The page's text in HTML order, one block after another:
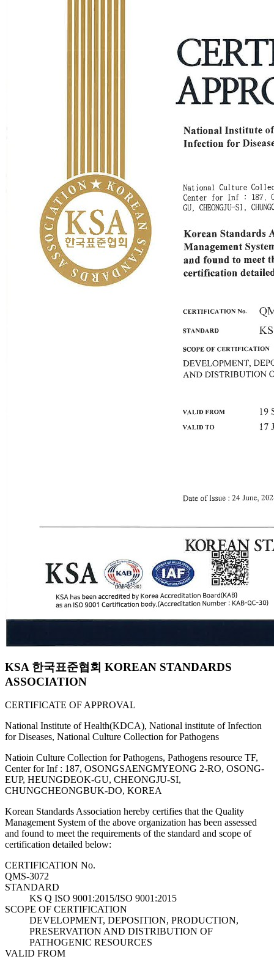
KSA 한국표준협회 KOREAN STANDARDS
ASSOCIATION
CERTIFICATE OF APPROVAL
National Institute of Health(KDCA), National institute of Infection
for Diseases, National Culture Collection for Pathogens
Natioin Culture Collection for Pathogens, Pathogens resource TF,
Center for Inf : 187, OSONGSAENGMYEONG 2-RO, OSONG-
EUP, HEUNGDEOK-GU, CHEONGJU-SI,
CHUNGCHEONGBUK-DO, KOREA
Korean Standards Association hereby certifies that the Quality
Management System of the above organization has been assessed
and found to meet the requirements of the standard and scope of
certification detailed below:
CERTIFICATION No.
QMS-3072
STANDARD
KS Q ISO 9001:2015/ISO 9001:2015
SCOPE OF CERTIFICATION
DEVELOPMENT, DEPOSITION, PRODUCTION,
PRESERVATION AND DISTRIBUTION OF
PATHOGENIC RESOURCES
VALID FROM